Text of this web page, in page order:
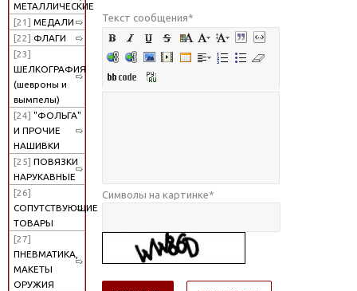
МЕТАЛЛИЧЕСКИЕ
[21] МЕДАЛИ
[22] ФЛАГИ
[23]
ШЕЛКОГРАФИЯ
(шевроны и
вымпелы)
[24] "ФОЛЬГА"
И ПРОЧИЕ
НАШИВКИ
[25] ПОВЯЗКИ
НАРУКАВНЫЕ
[26]
СОПУТСТВУЮЩИЕ
ТОВАРЫ
[27]
ПНЕВМАТИКА,
МАКЕТЫ
ОРУЖИЯ
Текст сообщения*
Символы на картинке*